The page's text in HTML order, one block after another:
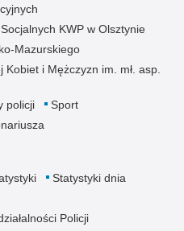
KWP w Olsztynie
Mazurskiego
i Mężczyzn im. mł. asp.
policji
Sport
Statystyki dnia
Policji